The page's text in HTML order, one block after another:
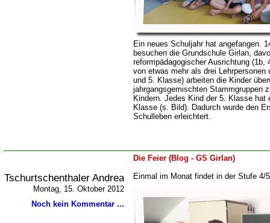
Ein neues Schuljahr hat angefangen.
besuchen die Grundschule Girlan,
reformpädagogischer Ausrichtung (1b,
von etwas mehr als drei
und 5. Klasse) arbeiten die Kinder
jahrgangsgemischten Stammgruppen
Kindern. Jedes Kind der 5. Klasse hat
Klasse (s. Bild). Dadurch wurde den
Schulleben erleichtert.
Die Feier (Blog - GS Girlan)
Tschurtschenthaler Andrea
Montag, 15. Oktober 2012
Noch kein Kommentar ...
Einmal im Monat findet in der Stufe 4/